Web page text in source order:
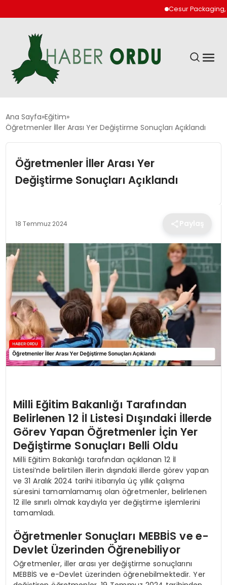
Cesur Packaging,
GÜNDEM
DÜNYA
EKONOMI
EĞITIM
MAGAZIN
SPOR
YAŞAM
Ana Sayfa Eğitim
Öğretmenler İller Arası Yer Değiştirme Sonuçları Açıklandı
Öğretmenler İller Arası Yer
Değiştirme Sonuçları Açıklandı
18 Temmuz 2024
Milli Eğitim Bakanlığı Tarafından
Belirlenen 12 İl Listesi Dışındaki İllerde
Görev Yapan Öğretmenler İçin Yer
Değiştirme Sonuçları Belli Oldu
Milli Eğitim Bakanlığı tarafından açıklanan 12 İl
Listesi’nde belirtilen illerin dışındaki illerde görev yapan
ve 31 Aralık 2024 tarihi itibarıyla üç yıllık çalışma
süresini tamamlamamış olan öğretmenler, belirlenen
12 ille sınırlı olmak kaydıyla yer değiştirme işlemlerini
tamamladı.
Öğretmenler Sonuçları MEBBİS ve e-
Devlet Üzerinden Öğrenebiliyor
Öğretmenler, iller arası yer değiştirme sonuçlarını
MEBBİS ve e-Devlet üzerinden öğrenebilmektedir. Yer